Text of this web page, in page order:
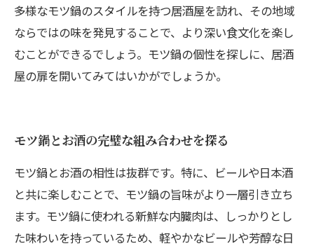
多様なモツ鍋のスタイルを持つ居酒屋を訪れ、その地域
ならではの味を発見することで、より深い食文化を楽し
むことができるでしょう。モツ鍋の個性を探しに、居酒
屋の扉を開いてみてはいかがでしょうか。
モツ鍋とお酒の完璧な組み合わせを探る
モツ鍋とお酒の相性は抜群です。特に、ビールや日本酒
と共に楽しむことで、モツ鍋の旨味がより一層引き立ち
ます。モツ鍋に使われる新鮮な内臓肉は、しっかりとし
た味わいを持っているため、軽やかなビールや芳醇な日